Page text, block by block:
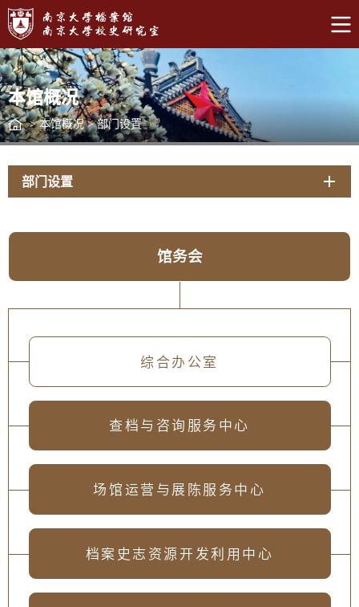
本馆概况
> 本馆概况 > 部门设置
部门设置
馆务会
综合办公室
查档与咨询服务中心
场馆运营与展陈服务中心
档案史志资源开发利用中心